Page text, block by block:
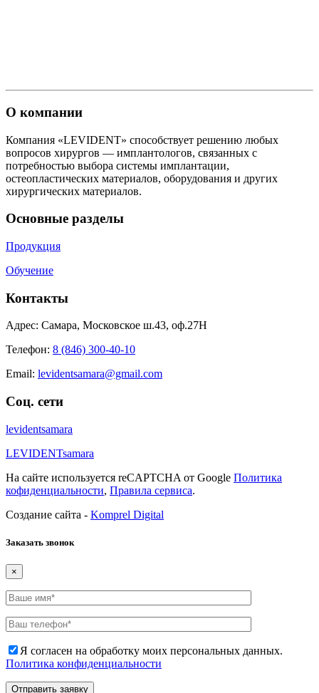
О компании
Компания «LEVIDENT» способствует решению любых
вопросов хирургов — имплантологов, связанных с
потребностью выбора системы имплантации,
остеопластических материалов, оборудования и других
хирургических материалов.
Основные разделы
Продукция
Обучение
Контакты
Адрес: Самара, Московское ш.43, оф.27Н
Телефон: 8 (846) 300-40-10
Email: levidentsamara@gmail.com
Соц. сети
levidentsamara
LEVIDENTsamara
На сайте используется reCAPTCHA от Google Политика
кофиденциальности, Правила сервиса.
Создание сайта - Komprel Digital
Заказать звонок
×
Я согласен на обработку моих персональных данных.
Политика конфиденциальности